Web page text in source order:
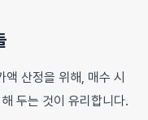
산정을 위해, 매수 시
두는 것이 유리합니다.